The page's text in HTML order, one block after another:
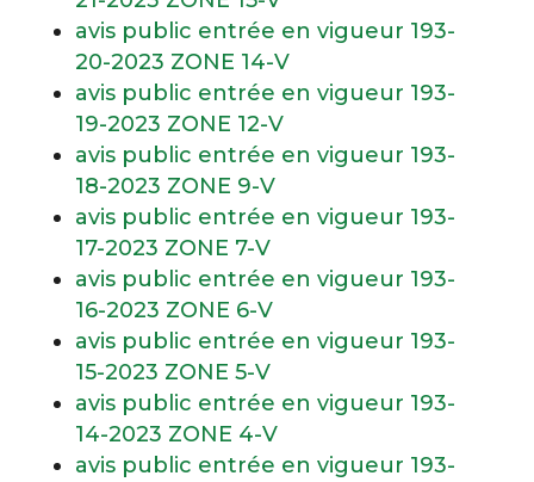
avis public entrée en vigueur 193-
20-2023 ZONE 14-V
avis public entrée en vigueur 193-
19-2023 ZONE 12-V
avis public entrée en vigueur 193-
18-2023 ZONE 9-V
avis public entrée en vigueur 193-
17-2023 ZONE 7-V
avis public entrée en vigueur 193-
16-2023 ZONE 6-V
avis public entrée en vigueur 193-
15-2023 ZONE 5-V
avis public entrée en vigueur 193-
14-2023 ZONE 4-V
avis public entrée en vigueur 193-